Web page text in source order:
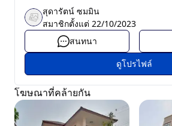
สุดารัตน์ ซมมิน
สมาชิกตั้งแต่ 22/10/2023
สนทนา
ดูโปรไฟล์
โฆษณาที่คล้ายกัน